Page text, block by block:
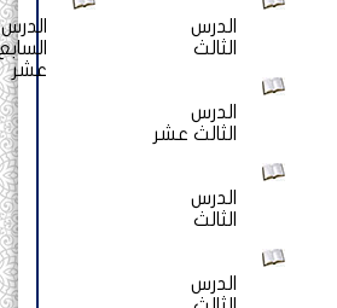
الدرس
الدرس
الثالث عشر
الدرس
الدرس
الدرس
السابع